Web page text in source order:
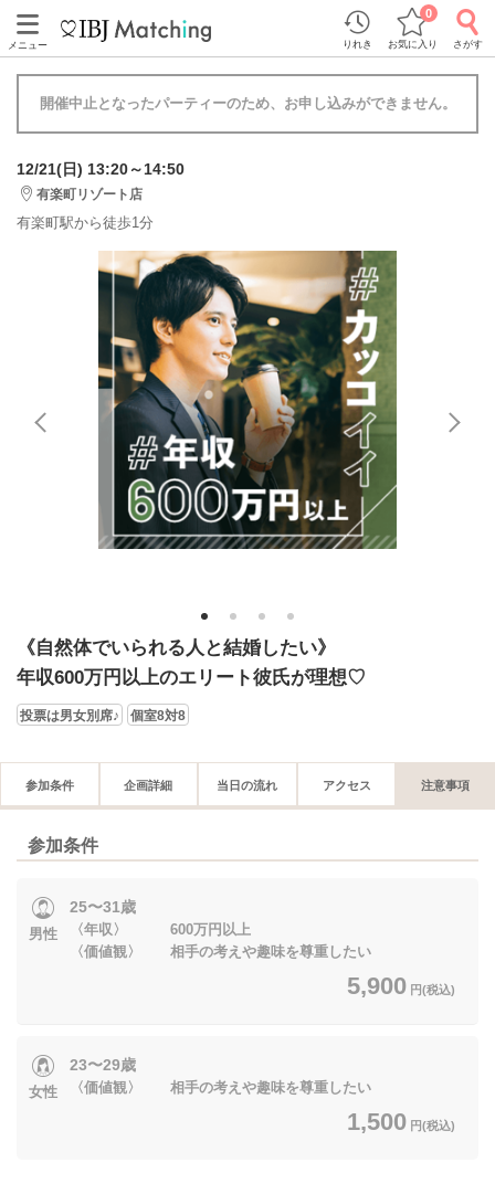
メニュー りれき お気に入り
0
さがす
開催中止となったパーティーのため、お申し込みができません。
12/21(日) 13:20～14:50
有楽町リゾート店
有楽町駅から徒歩1分
1 2 3 4
《自然体でいられる人と結婚したい》
年収600万円以上のエリート彼氏が理想♡
投票は男女別席♪ 個室8対8
参加条件 企画詳細 当日の流れ アクセス 注意事項
参加条件
男性
25〜31歳
〈年収〉 600万円以上
〈価値観〉 相手の考えや趣味を尊重したい
5,900 円(税込)
女性
23〜29歳
〈価値観〉 相手の考えや趣味を尊重したい
1,500 円(税込)